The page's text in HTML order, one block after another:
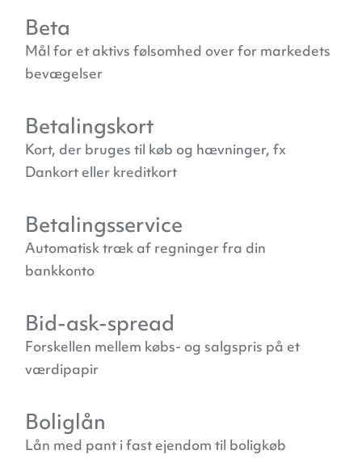
Beta
Mål for et aktivs følsomhed over for markedets
bevægelser
Betalingskort
Kort, der bruges til køb og hævninger, fx
Dankort eller kreditkort
Betalingsservice
Automatisk træk af regninger fra din
bankkonto
Bid-ask-spread
Forskellen mellem købs- og salgspris på et
værdipapir
Boliglån
Lån med pant i fast ejendom til boligkøb